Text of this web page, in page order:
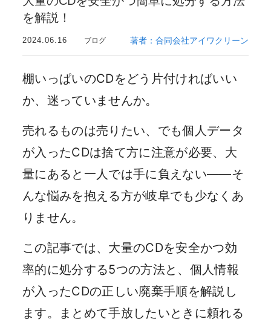
を解説！
2024.06.16 ブログ 著者：合同会社アイワクリーン
棚いっぱいのCDをどう片付ければいい
か、迷っていませんか。
売れるものは売りたい、でも個人データ
が入ったCDは捨て方に注意が必要、大
量にあると一人では手に負えない——そ
んな悩みを抱える方が岐阜でも少なくあ
りません。
この記事では、大量のCDを安全かつ効
率的に処分する5つの方法と、個人情報
が入ったCDの正しい廃棄手順を解説し
ます。まとめて手放したいときに頼れる